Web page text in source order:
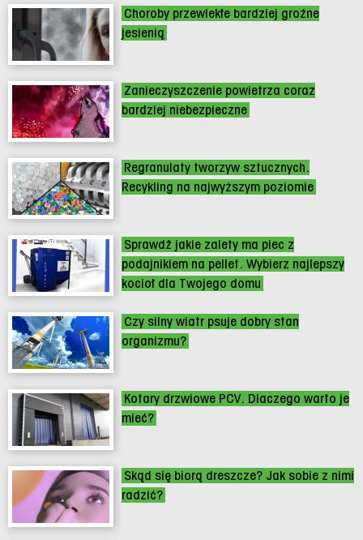
Choroby przewlekłe bardziej groźne
jesienią
Zanieczyszczenie powietrza coraz
bardziej niebezpieczne
Regranulaty tworzyw sztucznych.
Recykling na najwyższym poziomie
Sprawdź jakie zalety ma piec z
podajnikiem na pellet. Wybierz najlepszy
kocioł dla Twojego domu
Czy silny wiatr psuje dobry stan
organizmu?
Kotary drzwiowe PCV. Dlaczego warto je
mieć?
Skąd się biorą dreszcze? Jak sobie z nimi
radzić?